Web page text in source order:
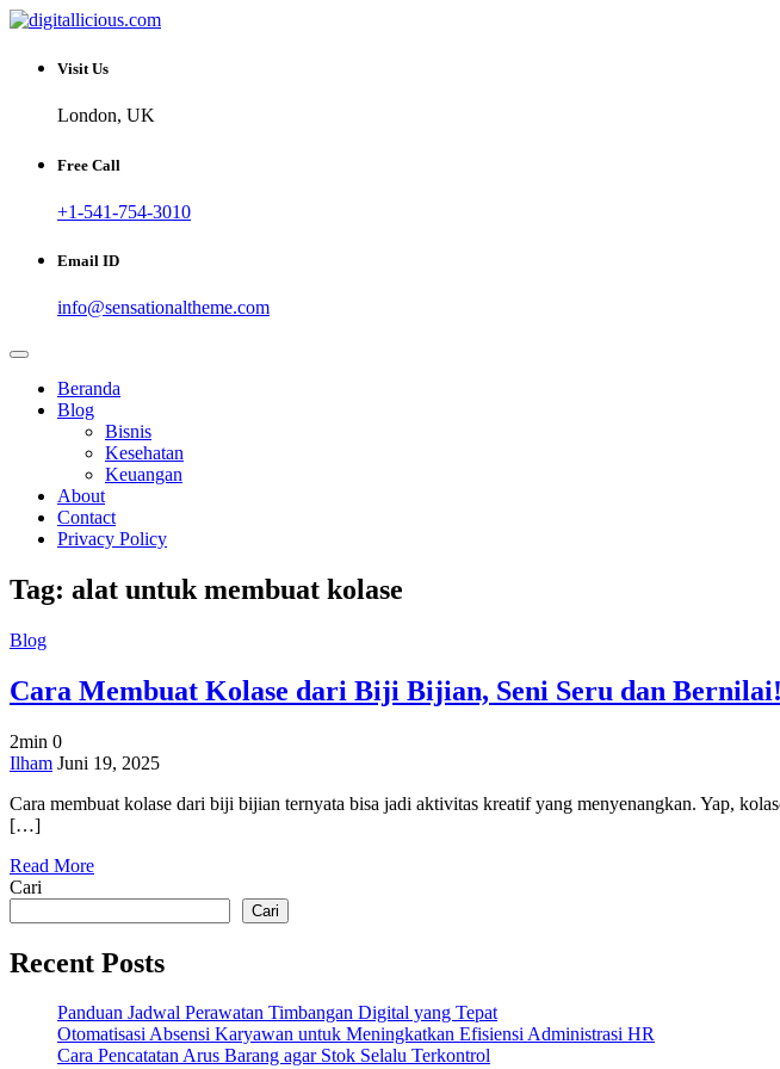
Skip
content
digitallicious.com
Sharing Digital Information
Visit Us
London, UK
Free Call
+1-541-754-3010
Email ID
info@sensationaltheme.com
Beranda
Blog
Bisnis
Kesehatan
Keuangan
About
Contact
Privacy Policy
Tag: alat untuk membuat kolase
Blog
Cara Membuat Kolase dari Biji Bijian, Seni Seru dan Bernilai!
2min 0
on
Membuat
Kolase
Biji
Bijian,
dan
Bernilai!
Ilham Juni 19, 2025
Cara membuat kolase dari biji bijian ternyata bisa jadi aktivitas kreatif yang menyenangkan. Yap,
[…]
Read More
Cari
Cari
Recent Posts
Panduan Jadwal Perawatan Timbangan Digital yang Tepat
Otomatisasi Absensi Karyawan untuk Meningkatkan Efisiensi Administrasi HR
Cara Pencatatan Arus Barang agar Stok Selalu Terkontrol